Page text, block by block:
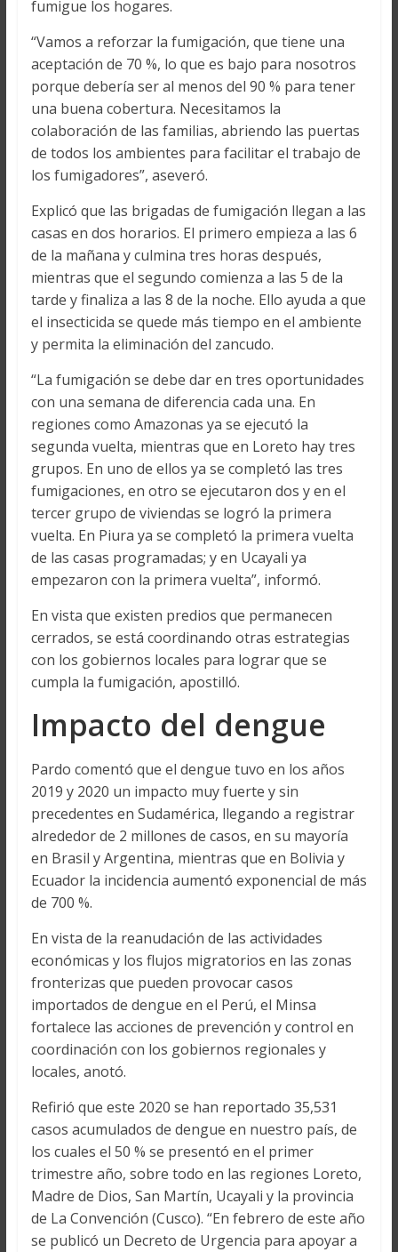
fumigue los hogares.
“Vamos a reforzar la fumigación, que tiene una
aceptación de 70 %, lo que es bajo para nosotros
porque debería ser al menos del 90 % para tener
una buena cobertura. Necesitamos la
colaboración de las familias, abriendo las puertas
de todos los ambientes para facilitar el trabajo de
los fumigadores”, aseveró.
Explicó que las brigadas de fumigación llegan a las
casas en dos horarios. El primero empieza a las 6
de la mañana y culmina tres horas después,
mientras que el segundo comienza a las 5 de la
tarde y finaliza a las 8 de la noche. Ello ayuda a que
el insecticida se quede más tiempo en el ambiente
y permita la eliminación del zancudo.
“La fumigación se debe dar en tres oportunidades
con una semana de diferencia cada una. En
regiones como Amazonas ya se ejecutó la
segunda vuelta, mientras que en Loreto hay tres
grupos. En uno de ellos ya se completó las tres
fumigaciones, en otro se ejecutaron dos y en el
tercer grupo de viviendas se logró la primera
vuelta. En Piura ya se completó la primera vuelta
de las casas programadas; y en Ucayali ya
empezaron con la primera vuelta”, informó.
En vista que existen predios que permanecen
cerrados, se está coordinando otras estrategias
con los gobiernos locales para lograr que se
cumpla la fumigación, apostilló.
Impacto del dengue
Pardo comentó que el dengue tuvo en los años
2019 y 2020 un impacto muy fuerte y sin
precedentes en Sudamérica, llegando a registrar
alrededor de 2 millones de casos, en su mayoría
en Brasil y Argentina, mientras que en Bolivia y
Ecuador la incidencia aumentó exponencial de más
de 700 %.
En vista de la reanudación de las actividades
económicas y los flujos migratorios en las zonas
fronterizas que pueden provocar casos
importados de dengue en el Perú, el Minsa
fortalece las acciones de prevención y control en
coordinación con los gobiernos regionales y
locales, anotó.
Refirió que este 2020 se han reportado 35,531
casos acumulados de dengue en nuestro país, de
los cuales el 50 % se presentó en el primer
trimestre año, sobre todo en las regiones Loreto,
Madre de Dios, San Martín, Ucayali y la provincia
de La Convención (Cusco). “En febrero de este año
se publicó un Decreto de Urgencia para apoyar a